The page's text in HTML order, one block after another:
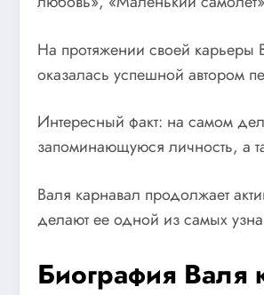
На протяжении своей карьеры
оказалась успешной автором
Интересный факт: на самом
запоминающуюся личность, а
Валя карнавал продолжает
делают ее одной из самых
Биография Валя